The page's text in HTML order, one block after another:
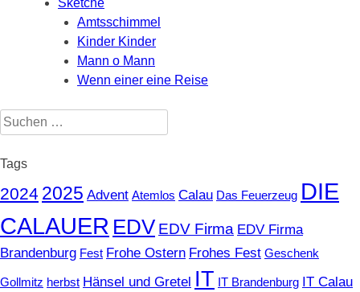
Sketche
Amtsschimmel
Kinder Kinder
Mann o Mann
Wenn einer eine Reise
Suchen
nach:
Tags
2024 2025 Advent Atemlos Calau Das Feuerzeug DIE
CALAUER EDV EDV Firma EDV Firma
Brandenburg Fest Frohe Ostern Frohes Fest Geschenk
Gollmitz herbst Hänsel und Gretel IT IT Brandenburg IT Calau